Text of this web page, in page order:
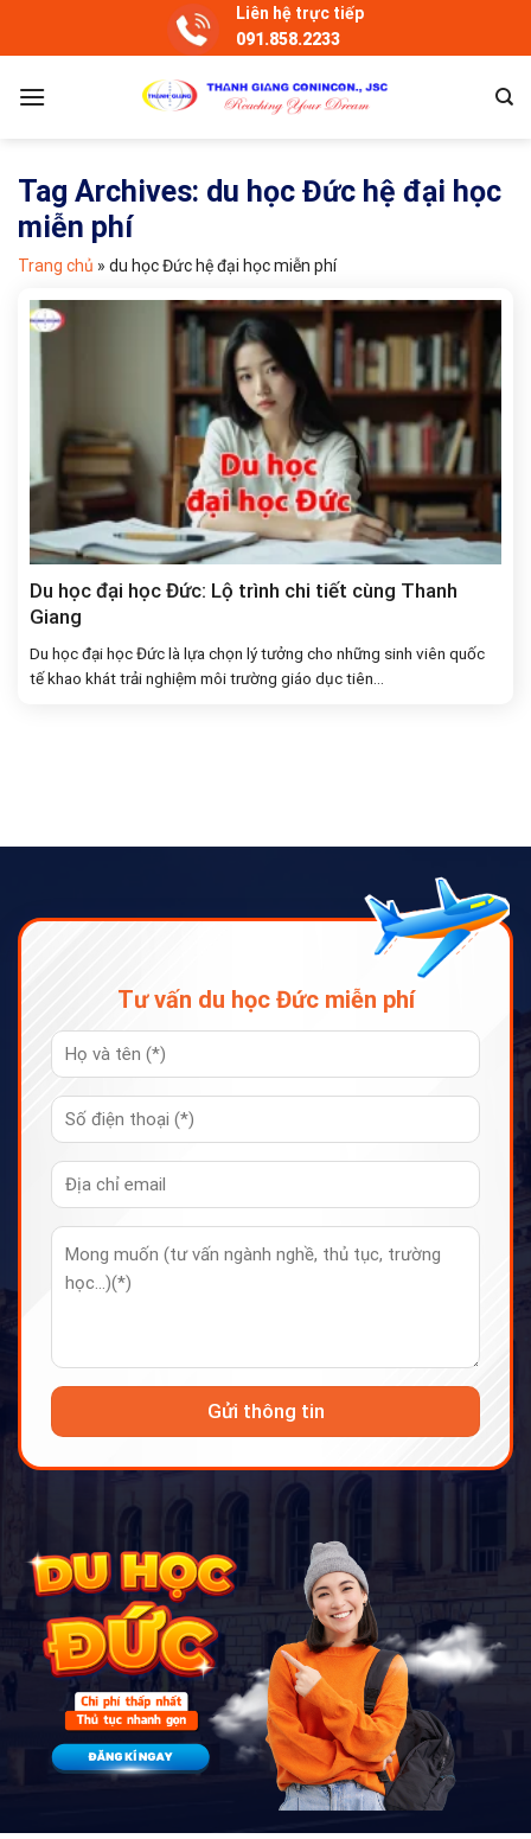
Liên hệ trực tiếp
091.858.2233
Tag Archives: du học Đức hệ đại học
miễn phí
Trang chủ » du học Đức hệ đại học miễn phí
Du học đại học Đức: Lộ trình chi tiết cùng Thanh
Giang
Du học đại học Đức là lựa chọn lý tưởng cho những sinh viên quốc
tế khao khát trải nghiệm môi trường giáo dục tiên...
Tư vấn du học Đức miễn phí